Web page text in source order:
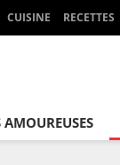
CUISINE RECETTES